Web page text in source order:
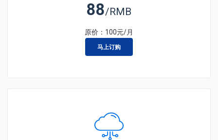
88/RMB
原价： 100元/月
马上订购